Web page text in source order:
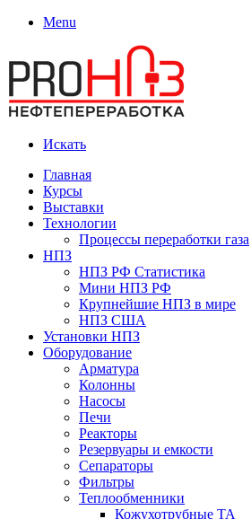
Menu
Искать
Главная
Курсы
Выставки
Технологии
Процессы переработки газа
НПЗ
НПЗ РФ Статистика
Мини НПЗ РФ
Крупнейшие НПЗ в мире
НПЗ США
Установки НПЗ
Оборудование
Арматура
Колонны
Насосы
Печи
Реакторы
Резервуары и емкости
Сепараторы
Фильтры
Теплообменники
Кожухотрубные ТА